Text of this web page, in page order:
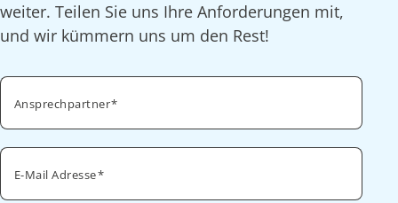
weiter. Teilen Sie uns Ihre Anforderungen mit,
und wir kümmern uns um den Rest!
Ansprechpartner
E-Mail Adresse